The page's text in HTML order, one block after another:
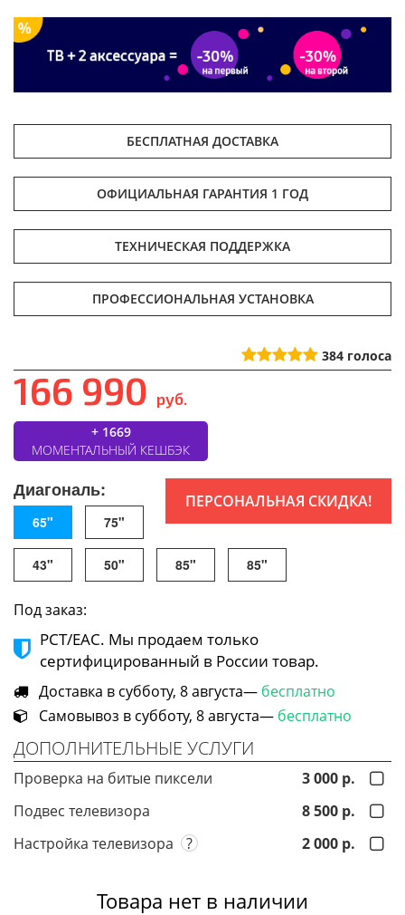
БЕСПЛАТНАЯ ДОСТАВКА
ОФИЦИАЛЬНАЯ ГАРАНТИЯ 1 ГОД
ТЕХНИЧЕСКАЯ ПОДДЕРЖКА
ПРОФЕССИОНАЛЬНАЯ УСТАНОВКА
384 голоса
166 990 руб.
+ 1669
МОМЕНТАЛЬНЫЙ КЕШБЭК
ПЕРСОНАЛЬНАЯ СКИДКА!
Диагональ:
65" 75"
43" 50" 85" 85"
Под заказ:
РСТ/ЕАС. Мы продаем только
сертифицированный в России товар.
Доставка в субботу, 8 августа— бесплатно
Самовывоз в субботу, 8 августа— бесплатно
ДОПОЛНИТЕЛЬНЫЕ УСЛУГИ
Проверка на битые пиксели
3 000 р.
Подвес телевизора
8 500 р.
Настройка телевизора
? 2 000 р.
Товара нет в наличии